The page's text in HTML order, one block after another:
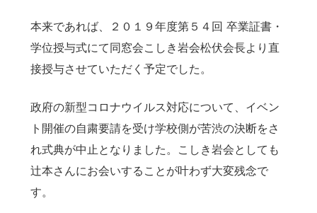
本来であれば、２０１９年度第５４回 卒業証書・
学位授与式にて同窓会こしき岩会松伏会長より直
接授与させていただく予定でした。
政府の新型コロナウイルス対応について、イベン
ト開催の自粛要請を受け学校側が苦渋の決断をさ
れ式典が中止となりました。こしき岩会としても
辻本さんにお会いすることが叶わず大変残念で
す。